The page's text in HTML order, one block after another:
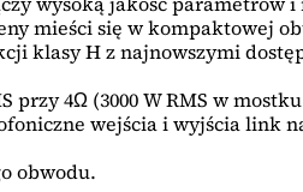
mieści się w kompaktowej
klasy H z najnowszymi
przy 4Ω (3000 W RMS w
wejścia i wyjścia link
obwodu.